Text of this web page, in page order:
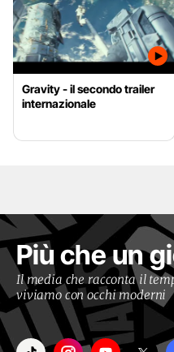
Gravity - il secondo trailer
internazionale
Più che un
Il media che racconta il
viviamo con occhi moderni